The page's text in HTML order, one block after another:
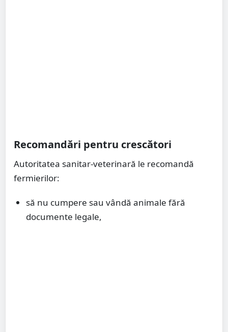
Recomandări pentru crescători
Autoritatea sanitar-veterinară le recomandă
fermierilor:
să nu cumpere sau vândă animale fără
documente legale,